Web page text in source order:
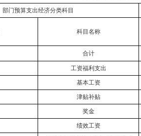
部门预算支出经济分类科目
科目名称
合计
工资福利支出
基本工资
津贴补贴
奖金
绩效工资